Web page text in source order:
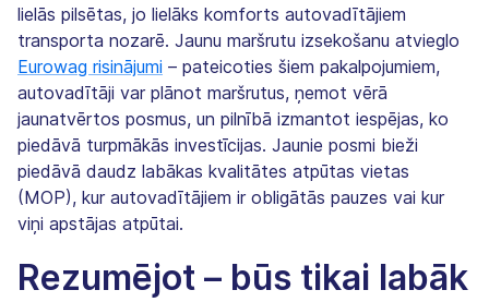
lielās pilsētas, jo lielāks komforts autovadītājiem
transporta nozarē. Jaunu maršrutu izsekošanu atvieglo
Eurowag risinājumi – pateicoties šiem pakalpojumiem,
autovadītāji var plānot maršrutus, ņemot vērā
jaunatvērtos posmus, un pilnībā izmantot iespējas, ko
piedāvā turpmākās investīcijas. Jaunie posmi bieži
piedāvā daudz labākas kvalitātes atpūtas vietas
(MOP), kur autovadītājiem ir obligātās pauzes vai kur
viņi apstājas atpūtai.
Rezumējot – būs tikai labāk